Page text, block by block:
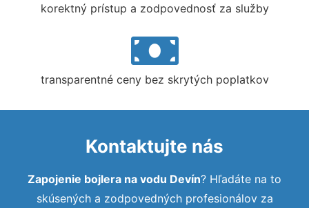
korektný prístup a zodpovednosť za služby
transparentné ceny bez skrytých poplatkov
Kontaktujte nás
Zapojenie bojlera na vodu Devín? Hľadáte na to
skúsených a zodpovedných profesionálov za